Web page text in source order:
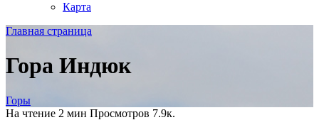
Карта
Главная страница
Гора Индюк
Горы
На чтение 2 мин Просмотров 7.9к.